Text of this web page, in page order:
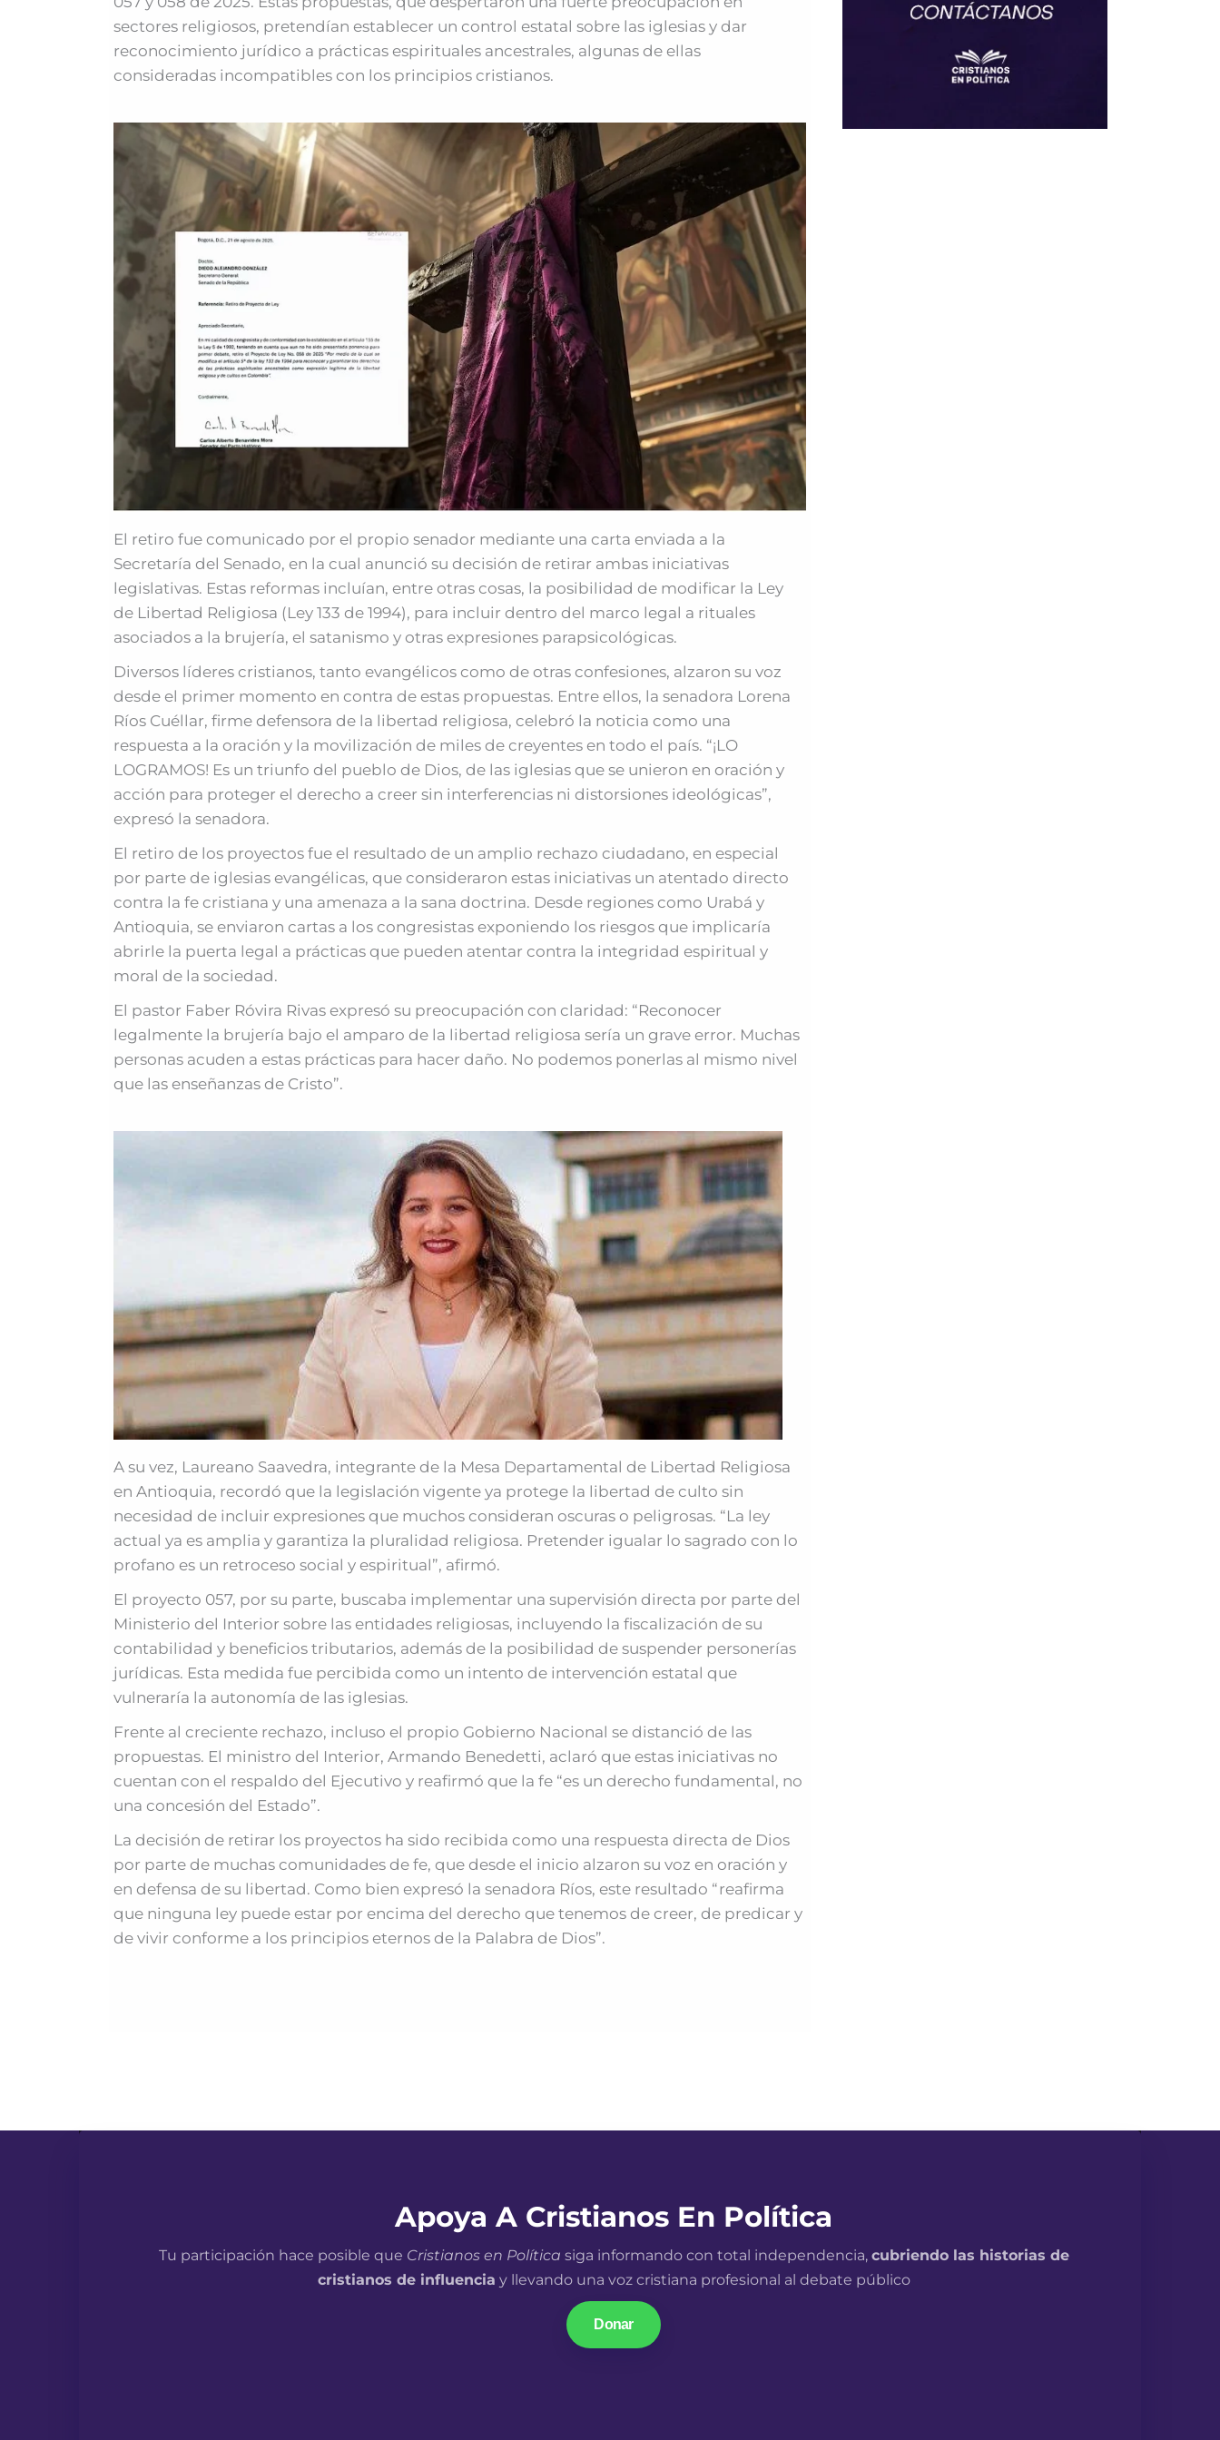
sectores religiosos, pretendían establecer un control estatal sobre las iglesias y dar
reconocimiento jurídico a prácticas espirituales ancestrales, algunas de ellas
consideradas incompatibles con los principios cristianos.
El retiro fue comunicado por el propio senador mediante una carta enviada a la
Secretaría del Senado, en la cual anunció su decisión de retirar ambas iniciativas
legislativas. Estas reformas incluían, entre otras cosas, la posibilidad de modificar la Ley
de Libertad Religiosa (Ley 133 de 1994), para incluir dentro del marco legal a rituales
asociados a la brujería, el satanismo y otras expresiones parapsicológicas.
Diversos líderes cristianos, tanto evangélicos como de otras confesiones, alzaron su voz
desde el primer momento en contra de estas propuestas. Entre ellos, la senadora Lorena
Ríos Cuéllar, firme defensora de la libertad religiosa, celebró la noticia como una
respuesta a la oración y la movilización de miles de creyentes en todo el país. “¡LO
LOGRAMOS! Es un triunfo del pueblo de Dios, de las iglesias que se unieron en oración y
acción para proteger el derecho a creer sin interferencias ni distorsiones ideológicas”,
expresó la senadora.
El retiro de los proyectos fue el resultado de un amplio rechazo ciudadano, en especial
por parte de iglesias evangélicas, que consideraron estas iniciativas un atentado directo
contra la fe cristiana y una amenaza a la sana doctrina. Desde regiones como Urabá y
Antioquia, se enviaron cartas a los congresistas exponiendo los riesgos que implicaría
abrirle la puerta legal a prácticas que pueden atentar contra la integridad espiritual y
moral de la sociedad.
El pastor Faber Róvira Rivas expresó su preocupación con claridad: “Reconocer
legalmente la brujería bajo el amparo de la libertad religiosa sería un grave error. Muchas
personas acuden a estas prácticas para hacer daño. No podemos ponerlas al mismo nivel
que las enseñanzas de Cristo”.
A su vez, Laureano Saavedra, integrante de la Mesa Departamental de Libertad Religiosa
en Antioquia, recordó que la legislación vigente ya protege la libertad de culto sin
necesidad de incluir expresiones que muchos consideran oscuras o peligrosas. “La ley
actual ya es amplia y garantiza la pluralidad religiosa. Pretender igualar lo sagrado con lo
profano es un retroceso social y espiritual”, afirmó.
El proyecto 057, por su parte, buscaba implementar una supervisión directa por parte del
Ministerio del Interior sobre las entidades religiosas, incluyendo la fiscalización de su
contabilidad y beneficios tributarios, además de la posibilidad de suspender personerías
jurídicas. Esta medida fue percibida como un intento de intervención estatal que
vulneraría la autonomía de las iglesias.
Frente al creciente rechazo, incluso el propio Gobierno Nacional se distanció de las
propuestas. El ministro del Interior, Armando Benedetti, aclaró que estas iniciativas no
cuentan con el respaldo del Ejecutivo y reafirmó que la fe “es un derecho fundamental, no
una concesión del Estado”.
La decisión de retirar los proyectos ha sido recibida como una respuesta directa de Dios
por parte de muchas comunidades de fe, que desde el inicio alzaron su voz en oración y
en defensa de su libertad. Como bien expresó la senadora Ríos, este resultado “reafirma
que ninguna ley puede estar por encima del derecho que tenemos de creer, de predicar y
de vivir conforme a los principios eternos de la Palabra de Dios”.
Apoya A Cristianos En Política
Tu participación hace posible que Cristianos en Política siga informando con total independencia, cubriendo las historias de
cristianos de influencia y llevando una voz cristiana profesional al debate público
Donar